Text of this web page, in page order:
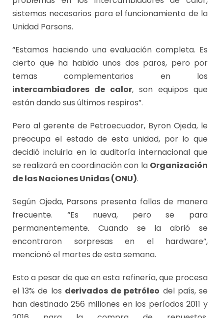
sistemas necesarios para el funcionamiento de la
Unidad Parsons.
“Estamos haciendo una evaluación completa. Es
cierto que ha habido unos dos paros, pero por
temas complementarios en los
intercambiadores de calor, son equipos que
están dando sus últimos respiros”.
Pero al gerente de Petroecuador, Byron Ojeda, le
preocupa el estado de esta unidad, por lo que
decidió incluirla en la auditoría internacional que
se realizará en coordinación con la Organización
de las Naciones Unidas (ONU).
Según Ojeda, Parsons presenta fallos de manera
frecuente. “Es nueva, pero se para
permanentemente. Cuando se la abrió se
encontraron sorpresas en el hardware”,
mencionó el martes de esta semana.
Esto a pesar de que en esta refinería, que procesa
el 13% de los derivados de petróleo del país, se
han destinado 256 millones en los períodos 2011 y